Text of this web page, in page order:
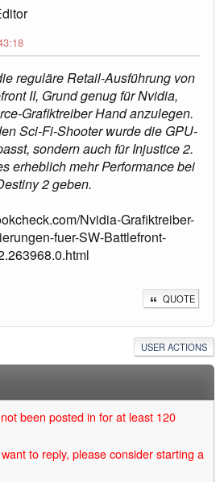
reguläre Retail-Ausführung von
II, Grund genug für Nvidia,
Grafiktreiber Hand anzulegen.
Sci-Fi-Shooter wurde die GPU-
sondern auch für Injustice 2.
erheblich mehr Performance bei
2 geben.
Nvidia-Grafiktreiber-
fuer-SW-Battlefront-
QUOTE
USER ACTIONS
been posted in for at least 120
to reply, please consider starting a